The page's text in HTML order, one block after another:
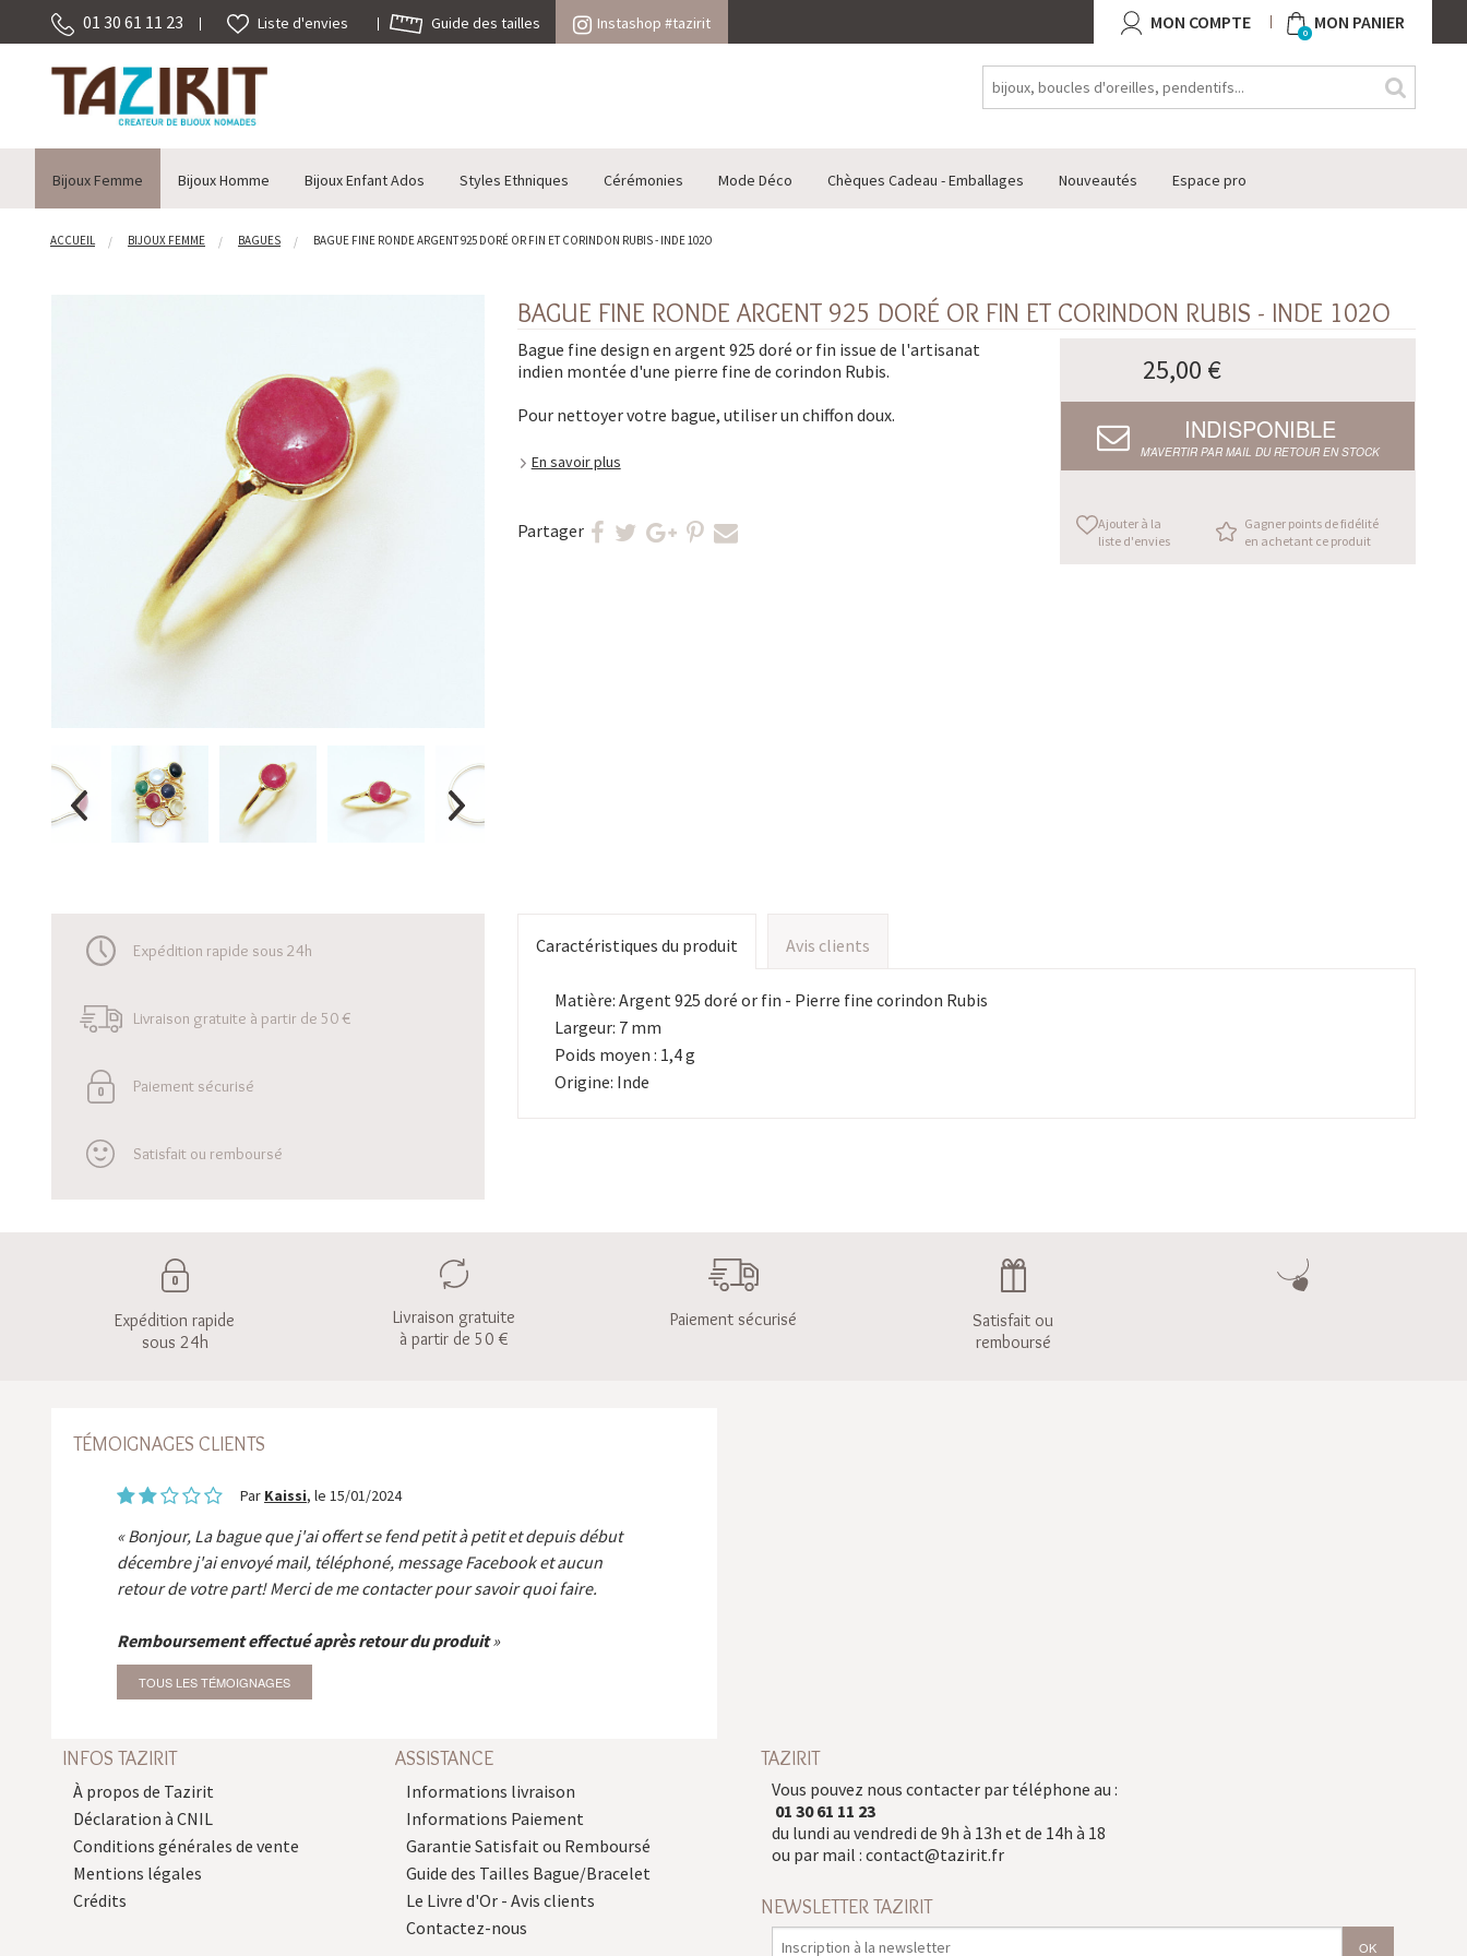
01 30 61 11 23 Liste d'envies Guide des tailles Instashop #tazirit MON COMPTE 0 MON PANIER
Bijoux Femme Bijoux Homme Bijoux Enfant Ados Styles Ethniques Cérémonies Mode Déco Chèques Cadeau - Emballages Nouveautés Espace pro
ACCUEIL BIJOUX FEMME BAGUES BAGUE FINE RONDE ARGENT 925 DORÉ OR FIN ET CORINDON RUBIS - INDE 102O
BAGUE FINE RONDE ARGENT 925 DORÉ OR FIN ET CORINDON RUBIS - INDE 102O
Bague fine design en argent 925 doré or fin issue de l'artisanat
indien montée d'une pierre fine de corindon Rubis.
Pour nettoyer votre bague, utiliser un chiffon doux.
En savoir plus
Partager
25,00 €
INDISPONIBLE
M’AVERTIR PAR MAIL DU RETOUR EN STOCK
Ajouter à la
liste d'envies
Gagner points de fidélité
en achetant ce produit
Expédition rapide sous 24h
Livraison gratuite à partir de 50 €
Paiement sécurisé
Satisfait ou remboursé
Caractéristiques du produit Avis clients
Matière: Argent 925 doré or fin - Pierre fine corindon Rubis
Largeur: 7 mm
Poids moyen : 1,4 g
Origine: Inde
Expédition rapide
sous 24h
Livraison gratuite
à partir de 50 €
Paiement sécurisé
Satisfait ou
remboursé
TÉMOIGNAGES CLIENTS
Par Kaissi, le 15/01/2024
Bonjour, La bague que j'ai offert se fend petit à petit et depuis début
décembre j'ai envoyé mail, téléphoné, message Facebook et aucun
retour de votre part! Merci de me contacter pour savoir quoi faire.
Remboursement effectué après retour du produit
TOUS LES TÉMOIGNAGES
INFOS TAZIRIT
À propos de Tazirit
Déclaration à CNIL
Conditions générales de vente
Mentions légales
Crédits
ASSISTANCE
Informations livraison
Informations Paiement
Garantie Satisfait ou Remboursé
Guide des Tailles Bague/Bracelet
Le Livre d'Or - Avis clients
Contactez-nous
TAZIRIT
Vous pouvez nous contacter par téléphone au :
01 30 61 11 23
du lundi au vendredi de 9h à 13h et de 14h à 18
ou par mail : contact@tazirit.fr
NEWSLETTER TAZIRIT